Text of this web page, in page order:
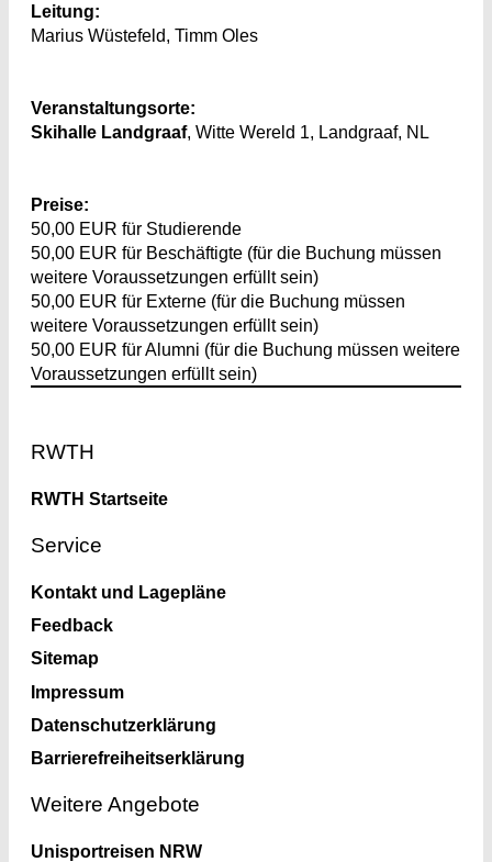
Leitung:
Marius Wüstefeld, Timm Oles
Veranstaltungsorte:
Skihalle Landgraaf, Witte Wereld 1, Landgraaf, NL
Preise:
50,00 EUR für Studierende
50,00 EUR für Beschäftigte (für die Buchung müssen
weitere Voraussetzungen erfüllt sein)
50,00 EUR für Externe (für die Buchung müssen
weitere Voraussetzungen erfüllt sein)
50,00 EUR für Alumni (für die Buchung müssen weitere
Voraussetzungen erfüllt sein)
RWTH
RWTH Startseite
Service
Kontakt und Lagepläne
Feedback
Sitemap
Impressum
Datenschutzerklärung
Barrierefreiheitserklärung
Weitere Angebote
Unisportreisen NRW